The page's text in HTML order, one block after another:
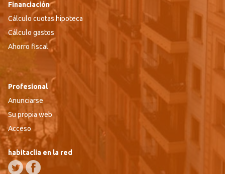
Financiación
Cálculo cuotas hipoteca
Cálculo gastos
Ahorro fiscal
Profesional
Anunciarse
Su propia web
Acceso
habitaclia en la red